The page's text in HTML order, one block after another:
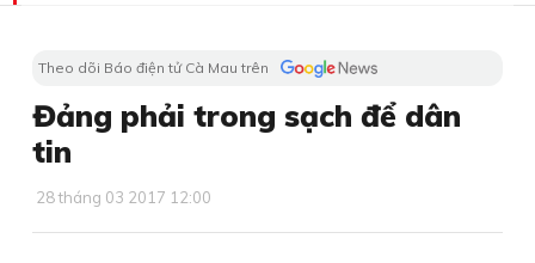
Theo dõi Báo điện tử Cà Mau trên
Đảng phải trong sạch để dân
tin
28 tháng 03 2017 12:00